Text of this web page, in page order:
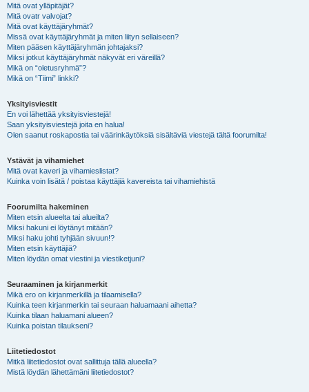
Mitä ovat ylläpitäjät?
Mitä ovatr valvojat?
Mitä ovat käyttäjäryhmät?
Missä ovat käyttäjäryhmät ja miten liityn sellaiseen?
Miten pääsen käyttäjäryhmän johtajaksi?
Miksi jotkut käyttäjäryhmät näkyvät eri väreillä?
Mikä on “oletusryhmä”?
Mikä on “Tiimi” linkki?
Yksityisviestit
En voi lähettää yksityisviestejä!
Saan yksityisviestejä joita en halua!
Olen saanut roskapostia tai väärinkäytöksiä sisältäviä viestejä tältä foorumilta!
Ystävät ja vihamiehet
Mitä ovat kaveri ja vihamieslistat?
Kuinka voin lisätä / poistaa käyttäjiä kavereista tai vihamiehistä
Foorumilta hakeminen
Miten etsin alueelta tai alueilta?
Miksi hakuni ei löytänyt mitään?
Miksi haku johti tyhjään sivuun!?
Miten etsin käyttäjiä?
Miten löydän omat viestini ja viestiketjuni?
Seuraaminen ja kirjanmerkit
Mikä ero on kirjanmerkillä ja tilaamisella?
Kuinka teen kirjanmerkin tai seuraan haluamaani aihetta?
Kuinka tilaan haluamani alueen?
Kuinka poistan tilaukseni?
Liitetiedostot
Mitkä liitetiedostot ovat sallittuja tällä alueella?
Mistä löydän lähettämäni liitetiedostot?